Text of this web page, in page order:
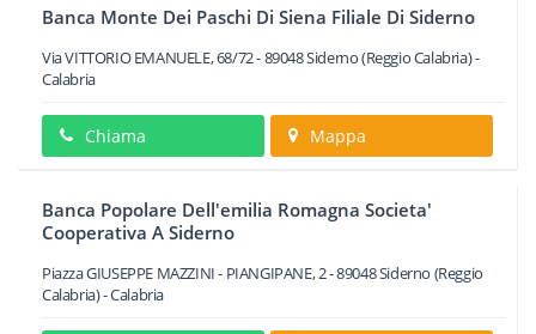
Banca Monte Dei Paschi Di Siena Filiale Di Siderno
Via VITTORIO EMANUELE, 68/72-89048Siderno(Reggio Calabria) -
Calabria
Chiama Mappa
Banca Popolare Dell'emilia Romagna Societa'
Cooperativa A Siderno
Piazza GIUSEPPE MAZZINI - PIANGIPANE, 2-89048Siderno (Reggio
Calabria) -Calabria